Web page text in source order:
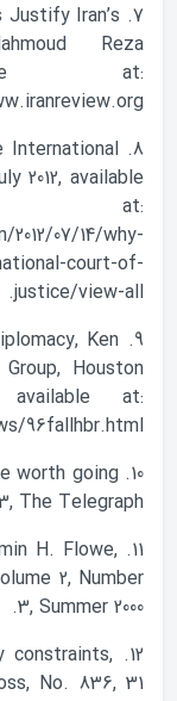
Justify Iran’s
Reza
at:
International
2012, available
at:
2012/07/14/why-
court-of-
justice/view-all.
Ken
Group, Houston
available at:
96fallhbr.html.
be worth going
The Telegraph.
H. Flowe,
2, Number
3, Summer 2000.
constraints,
No. 836, 31